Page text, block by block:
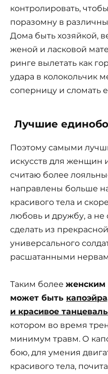
контролировать,
поразомну в
Дома быть хозяйкой,
женой и ласковой
ринге вылетать как
удара в колокольчик
соперницу и сломать
Лучшие
Поэтому самыми
искусств для женщин
считаю более
направлены больше
красивого тела и
любовь и дружбу, а не
сделать из
универсального
расшатанными
Таким более женским
может быть
и красивое
котором во время
минимум травм. О
бою, для умения
красивого тела,